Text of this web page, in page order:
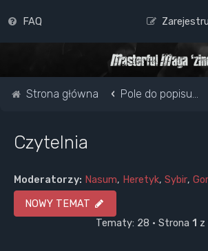
FAQ
Strona główna Pole do popisu...
Czytelnia
Moderatorzy: Nasum, Heretyk, Sybir,
NOWY TEMAT
Tematy: 28 • Strona 1 z